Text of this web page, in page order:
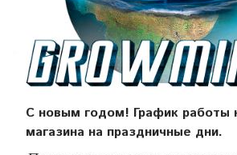
С новым годом! График работы
магазина на праздничные дни.